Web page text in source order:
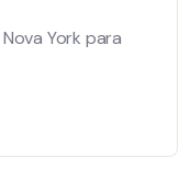
York para